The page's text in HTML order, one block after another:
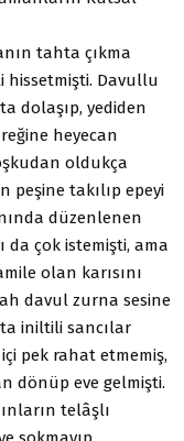
tahta çıkma
hissetmişti. Davullu
dolaşıp, yediden
heyecan
oldukça
takılıp epeyi
düzenlenen
çok istemişti, ama
olan karısını
davul zurna sesine
iniltili sancılar
pek rahat etmemiş,
dönüp eve gelmişti.
telâşlı